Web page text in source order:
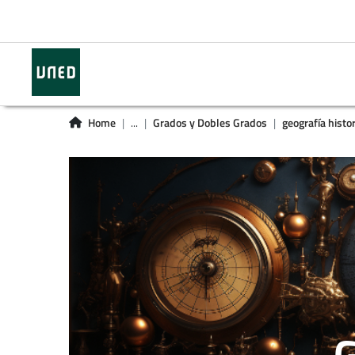
Home ... Grados y Dobles Grados geografía